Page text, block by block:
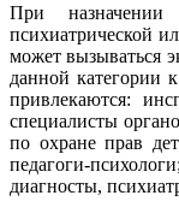
При назначении
психиатрической
может вызываться
данной категории
привлекаются:
специалисты
по охране прав
педагоги-
диагносты,